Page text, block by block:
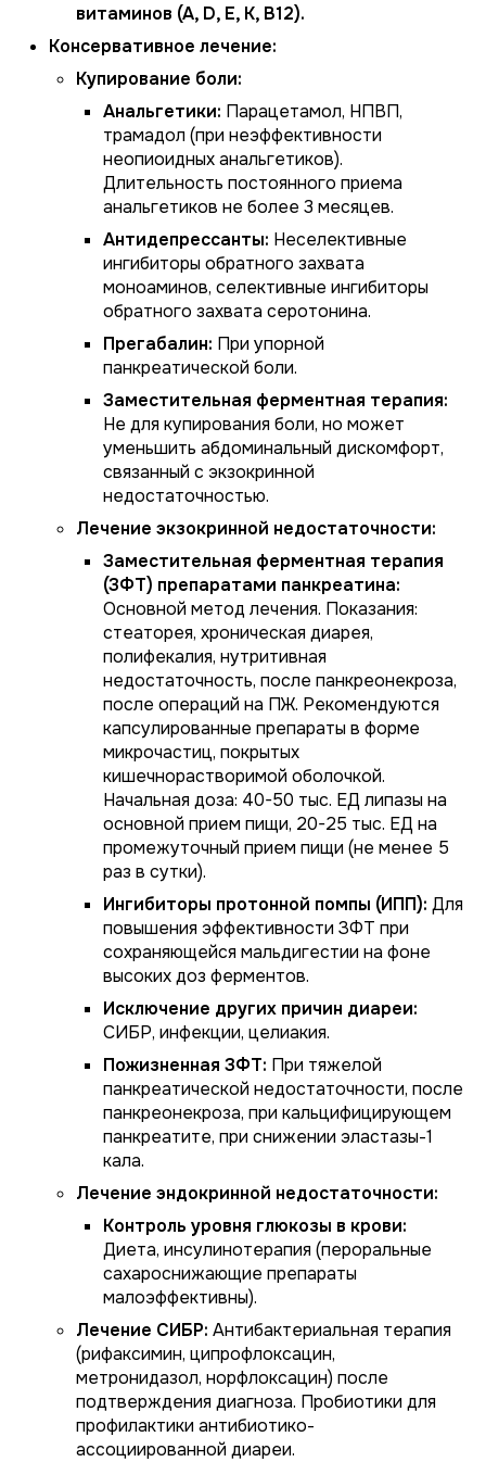
витаминов (A, D, E, K, B12).
Консервативное лечение:
Купирование боли:
Анальгетики: Парацетамол, НПВП,
трамадол (при неэффективности
неопиоидных анальгетиков).
Длительность постоянного приема
анальгетиков не более 3 месяцев.
Антидепрессанты: Неселективные
ингибиторы обратного захвата
моноаминов, селективные ингибиторы
обратного захвата серотонина.
Прегабалин: При упорной
панкреатической боли.
Заместительная ферментная терапия:
Не для купирования боли, но может
уменьшить абдоминальный дискомфорт,
связанный с экзокринной
недостаточностью.
Лечение экзокринной недостаточности:
Заместительная ферментная терапия
(ЗФТ) препаратами панкреатина:
Основной метод лечения. Показания:
стеаторея, хроническая диарея,
полифекалия, нутритивная
недостаточность, после панкреонекроза,
после операций на ПЖ. Рекомендуются
капсулированные препараты в форме
микрочастиц, покрытых
кишечнорастворимой оболочкой.
Начальная доза: 40-50 тыс. ЕД липазы на
основной прием пищи, 20-25 тыс. ЕД на
промежуточный прием пищи (не менее 5
раз в сутки).
Ингибиторы протонной помпы (ИПП): Для
повышения эффективности ЗФТ при
сохраняющейся мальдигестии на фоне
высоких доз ферментов.
Исключение других причин диареи:
СИБР, инфекции, целиакия.
Пожизненная ЗФТ: При тяжелой
панкреатической недостаточности, после
панкреонекроза, при кальцифицирующем
панкреатите, при снижении эластазы-1
кала.
Лечение эндокринной недостаточности:
Контроль уровня глюкозы в крови:
Диета, инсулинотерапия (пероральные
сахароснижающие препараты
малоэффективны).
Лечение СИБР: Антибактериальная терапия
(рифаксимин, ципрофлоксацин,
метронидазол, норфлоксацин) после
подтверждения диагноза. Пробиотики для
профилактики антибиотико-
ассоциированной диареи.